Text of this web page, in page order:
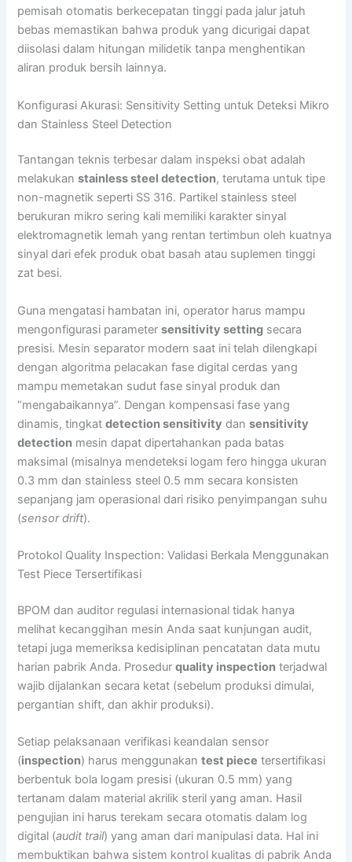
pemisah otomatis berkecepatan tinggi pada jalur jatuh
bebas memastikan bahwa produk yang dicurigai dapat
diisolasi dalam hitungan milidetik tanpa menghentikan
aliran produk bersih lainnya.
Konfigurasi Akurasi: Sensitivity Setting untuk Deteksi Mikro
dan Stainless Steel Detection
Tantangan teknis terbesar dalam inspeksi obat adalah
melakukanstainless steel detection, terutama untuk tipe
non-magnetik seperti SS 316. Partikel stainless steel
berukuran mikro sering kali memiliki karakter sinyal
elektromagnetik lemah yang rentan tertimbun oleh kuatnya
sinyal dari efek produk obat basah atau suplemen tinggi
zat besi.
Guna mengatasi hambatan ini, operator harus mampu
mengonfigurasi parametersensitivity setting secara
presisi. Mesin separator modern saat ini telah dilengkapi
dengan algoritma pelacakan fase digital cerdas yang
mampu memetakan sudut fase sinyal produk dan
“mengabaikannya”. Dengan kompensasi fase yang
dinamis, tingkatdetection sensitivity dansensitivity
detection mesin dapat dipertahankan pada batas
maksimal (misalnya mendeteksi logam fero hingga ukuran
0.3 mm dan stainless steel 0.5 mm secara konsisten
sepanjang jam operasional dari risiko penyimpangan suhu
(sensor drift).
Protokol Quality Inspection: Validasi Berkala Menggunakan
Test Piece Tersertifikasi
BPOM dan auditor regulasi internasional tidak hanya
melihat kecanggihan mesin Anda saat kunjungan audit,
tetapi juga memeriksa kedisiplinan pencatatan data mutu
harian pabrik Anda. Prosedurquality inspection terjadwal
wajib dijalankan secara ketat (sebelum produksi dimulai,
pergantian shift, dan akhir produksi).
Setiap pelaksanaan verifikasi keandalan sensor
(inspection) harus menggunakantest piece tersertifikasi
berbentuk bola logam presisi (ukuran 0.5 mm) yang
tertanam dalam material akrilik steril yang aman. Hasil
pengujian ini harus terekam secara otomatis dalam log
digital (audit trail) yang aman dari manipulasi data. Hal ini
membuktikan bahwa sistem kontrol kualitas di pabrik Anda